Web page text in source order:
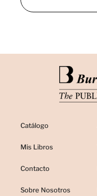
Catálogo
Mis Libros
Contacto
Sobre Nosotros